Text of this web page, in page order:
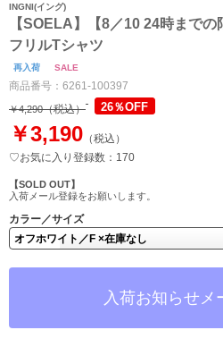
INGNI(イング)
【SOELA】【8／10 24時まで
フリルTシャツ
再入荷 SALE
商品番号： 6261-100397
￥4,290（税込） 26％OFF
￥3,190 （税込）
♡お気に入り登録数：170
【SOLD OUT】
入荷メール登録をお願いします。
カラー／サイズ
入荷お知らせメ